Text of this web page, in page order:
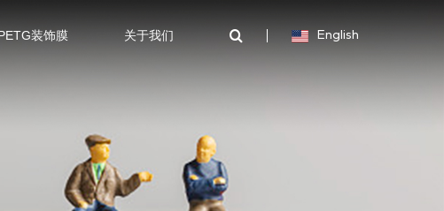
装饰膜 关于我们 English